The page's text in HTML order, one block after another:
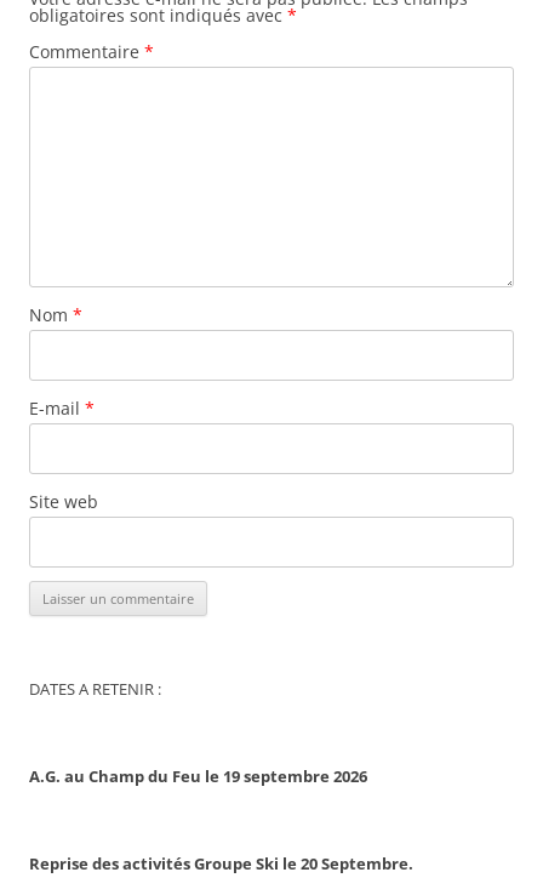
obligatoires sont indiqués avec *
Commentaire *
Nom *
E-mail *
Site web
DATES A RETENIR :
A.G. au Champ du Feu le 19 septembre 2026
Reprise des activités Groupe Ski le 20 Septembre.